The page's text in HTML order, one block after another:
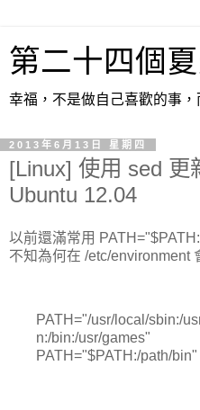
第二十四個
幸福，不是做自己喜歡的事
2013年6月13日 星期四
[Linux] 使用 sed 更
Ubuntu 12.04
以前還滿常用
不知為何在 /etc/environment
PATH="/usr/local/sbin:/
n:/bin:/usr/games"
PATH="$PATH:/path/bin"